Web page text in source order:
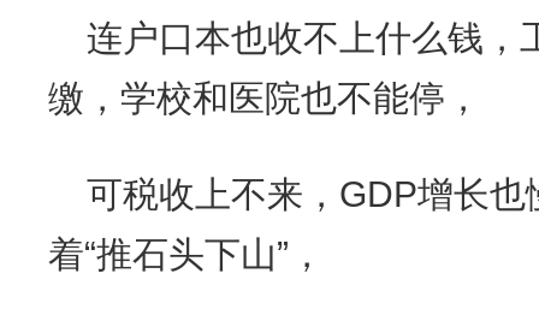
连户口本也收不上什么钱，
缴，学校和医院也不能停，
可税收上不来，GDP增长
着“推石头下山”，